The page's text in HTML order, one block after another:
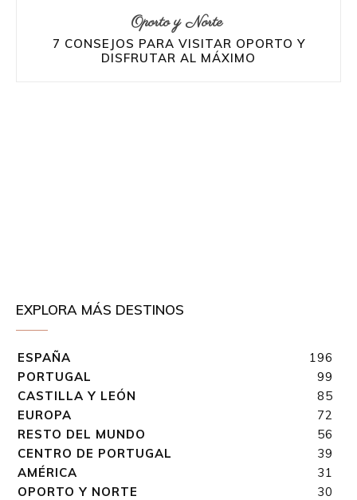
Oporto y Norte
7 CONSEJOS PARA VISITAR OPORTO Y
DISFRUTAR AL MÁXIMO
EXPLORA MÁS DESTINOS
ESPAÑA
196
PORTUGAL
99
CASTILLA Y LEÓN
85
EUROPA
72
RESTO DEL MUNDO
56
CENTRO DE PORTUGAL
39
AMÉRICA
31
OPORTO Y NORTE
30